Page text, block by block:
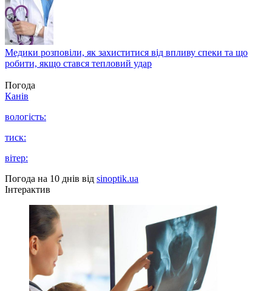
Медики розповіли, як захиститися від впливу спеки та що
робити, якщо стався тепловий удар
Погода
Канів
вологість:
тиск:
вітер:
Погода на 10 днів від sinoptik.ua
Інтерактив